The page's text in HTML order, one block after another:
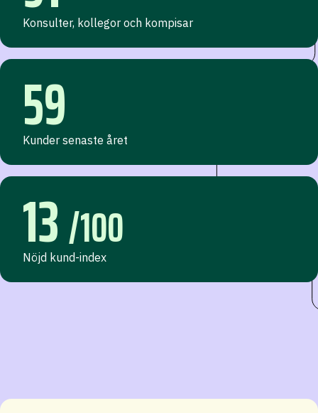
Konsulter, kollegor och kompisar
59
Kunder senaste året
13/100
Nöjd kund-index